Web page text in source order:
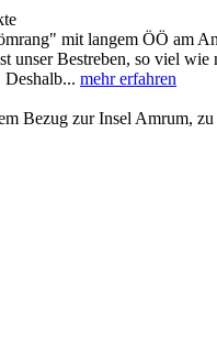
mit langem ÖÖ am
unser Bestreben, so viel
Deshalb... mehr erfahren
Bezug zur Insel Amrum,